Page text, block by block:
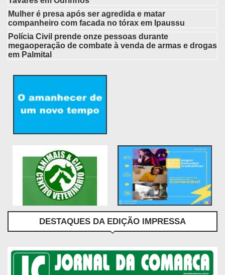
Mulher é presa após ser agredida e matar
companheiro com facada no tórax em Ipaussu
Polícia Civil prende onze pessoas durante
megaoperação de combate à venda de armas e drogas
em Palmital
DESTAQUES DA EDIÇÃO IMPRESSA